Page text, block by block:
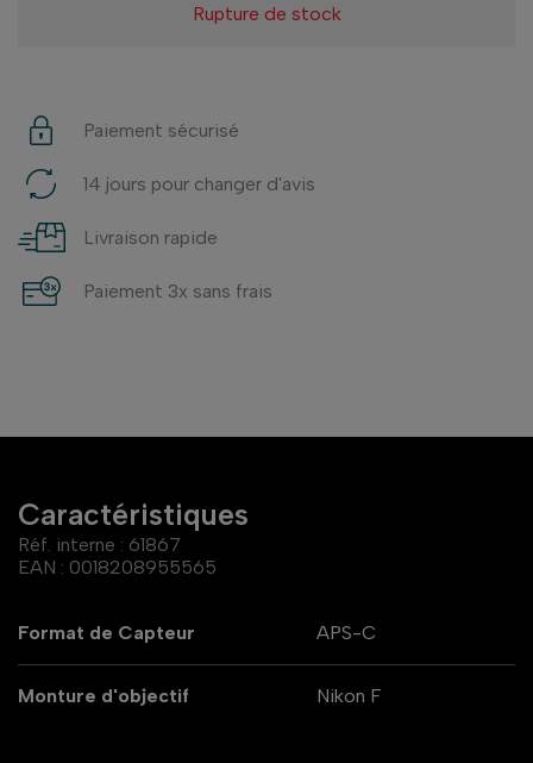
Rupture de stock
Paiement sécurisé
14 jours pour changer d'avis
Livraison rapide
Paiement 3x sans frais
Caractéristiques
Réf. interne : 61867
EAN : 0018208955565
Format de Capteur APS-C
Monture d'objectif Nikon F